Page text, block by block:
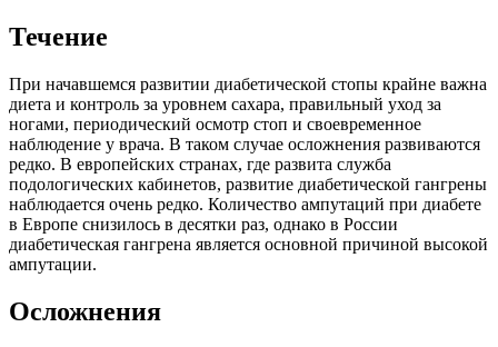
Течение
При начавшемся развитии диабетической стопы крайне важна
диета и контроль за уровнем сахара, правильный уход за
ногами, периодический осмотр стоп и своевременное
наблюдение у врача. В таком случае осложнения развиваются
редко. В европейских странах, где развита служба
подологических кабинетов, развитие диабетической гангрены
наблюдается очень редко. Количество ампутаций при диабете
в Европе снизилось в десятки раз, однако в России
диабетическая гангрена является основной причиной высокой
ампутации.
Осложнения